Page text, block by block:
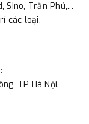
Sino, Trần Phú,...
các loại.
TP Hà Nội.